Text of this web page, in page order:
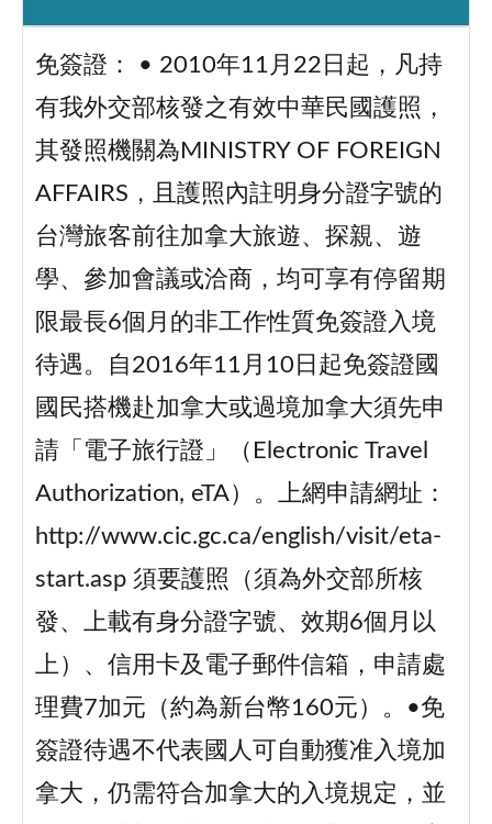
免簽證： • 2010年11月22日起，凡持
有我外交部核發之有效中華民國護照，
其發照機關為MINISTRY OF FOREIGN
AFFAIRS，且護照內註明身分證字號的
台灣旅客前往加拿大旅遊、探親、遊
學、參加會議或洽商，均可享有停留期
限最長6個月的非工作性質免簽證入境
待遇。自2016年11月10日起免簽證國
國民搭機赴加拿大或過境加拿大須先申
請「電子旅行證」（Electronic Travel
Authorization, eTA）。上網申請網址：
http://www.cic.gc.ca/english/visit/eta-
start.asp 須要護照（須為外交部所核
發、上載有身分證字號、效期6個月以
上）、信用卡及電子郵件信箱，申請處
理費7加元（約為新台幣160元）。•免
簽證待遇不代表國人可自動獲准入境加
拿大，仍需符合加拿大的入境規定，並